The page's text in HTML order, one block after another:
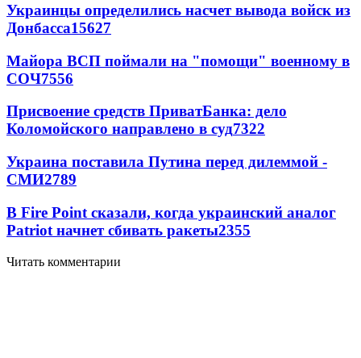
Украинцы определились насчет вывода войск из
Донбасса15627
Майора ВСП поймали на "помощи" военному в
СОЧ7556
Присвоение средств ПриватБанка: дело
Коломойского направлено в суд7322
Украина поставила Путина перед дилеммой -
СМИ2789
В Fire Point сказали, когда украинский аналог
Patriot начнет сбивать ракеты2355
Читать комментарии